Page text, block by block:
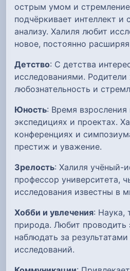
острым умом и
подчёркивает интеллект и
анализу. Халиля любит
новое, постоянно
Детство: С детства
исследованиями. Родители
любознательность и
Юность: Время
экспедициях и проектах.
конференциях и
престиж и уважение.
Зрелость: Халиля учёный-
профессор университета,
исследования известны в
Хобби и увлечения: Наука,
природа. Любит проводить
наблюдать за
исследований.